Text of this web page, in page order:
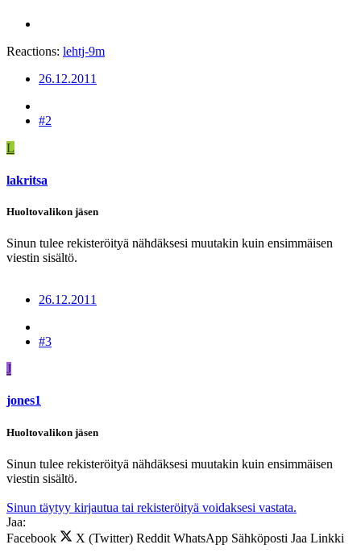
Reactions: lehtj-9m
26.12.2011
#2
L
lakritsa
Huoltovalikon jäsen
Sinun tulee rekisteröityä nähdäksesi muutakin kuin ensimmäisen
viestin sisältö.
26.12.2011
#3
J
jones1
Huoltovalikon jäsen
Sinun tulee rekisteröityä nähdäksesi muutakin kuin ensimmäisen
viestin sisältö.
Sinun täytyy kirjautua tai rekisteröityä voidaksesi vastata.
Jaa:
Facebook
X (Twitter) Reddit WhatsApp Sähköposti Jaa Linkki